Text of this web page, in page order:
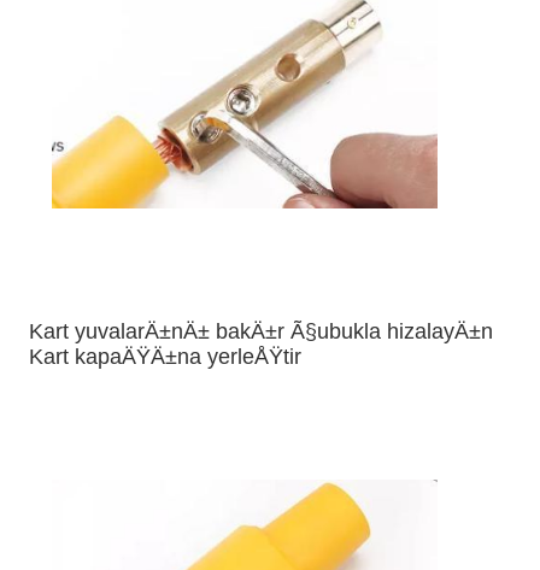
Kart yuvalarÄ±nÄ± bakÄ±r Ã§ubukla hizalayÄ±n
Kart kapaÄŸÄ±na yerleÅŸtir